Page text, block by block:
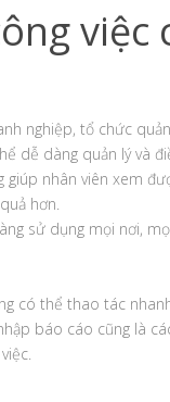
việc
nghiệp, tổ chức
dễ dàng quản lý và
nhân viên xem
hơn.
sử dụng mọi nơi,
có thể thao tác
báo cáo cũng là